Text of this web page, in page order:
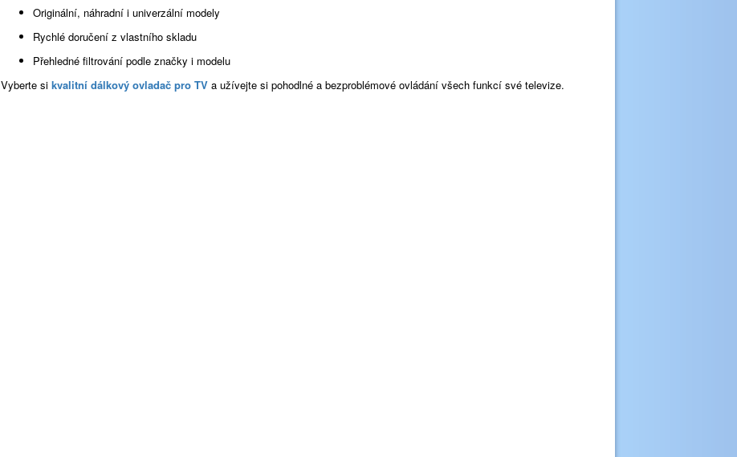
Originální, náhradní i univerzální modely
Rychlé doručení z vlastního skladu
Přehledné filtrování podle značky i modelu
Vyberte si kvalitní dálkový ovladač pro TV a užívejte si pohodlné a bezproblémové ovládání všech funkcí své televize.